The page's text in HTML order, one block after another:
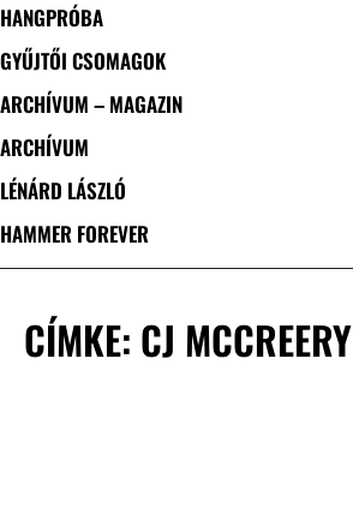
HANGPRÓBA
GYŰJTŐI CSOMAGOK
ARCHÍVUM – MAGAZIN
ARCHÍVUM
LÉNÁRD LÁSZLÓ
HAMMER FOREVER
CÍMKE: CJ MCCREERY